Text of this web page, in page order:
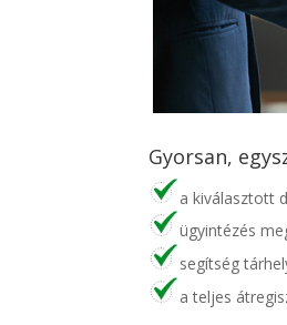
Gyorsan,
a kiválasztott
ügyintézés
segítség
a teljes